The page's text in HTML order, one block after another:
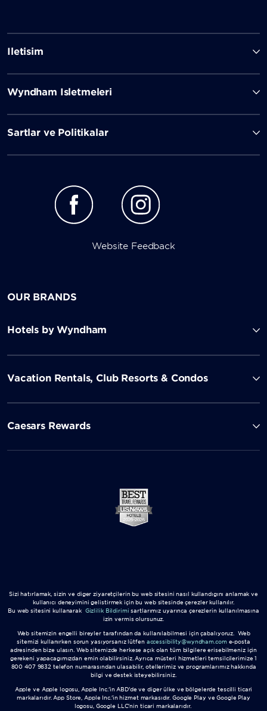
İletişim
Wyndham İşletmeleri
Şartlar ve Politikalar
Website Feedback
OUR BRANDS
Hotels by Wyndham
Vacation Rentals, Club Resorts & Condos
Caesars Rewards
Sizi hatırlamak, sizin ve diğer ziyaretçilerin bu web sitesini nasıl kullandığını anlamak ve
kullanıcı deneyimini geliştirmek için bu web sitesinde çerezler kullanılır.
Bu web sitesini kullanarak Gizlilik Bildirimi şartlarımız uyarınca çerezlerin kullanılmasına
izin vermiş olursunuz.
Web sitemizin engelli bireyler tarafından da kullanılabilmesi için çabalıyoruz. Web
sitemizi kullanırken sorun yaşıyorsanız lütfen accessibility@wyndham.come-posta
adresinden bize ulaşın. Web sitemizde herkese açık olan tüm bilgilere erişebilmeniz için
gerekeni yapacağımızdan emin olabilirsiniz. Ayrıca müşteri hizmetleri temsilcilerimize 1
800 407 9832 telefon numarasından ulaşabilir, otellerimiz ve programlarımız hakkında
bilgi ve destek isteyebilirsiniz.
Apple ve Apple logosu, Apple Inc.'in ABD'de ve diğer ülke ve bölgelerde tescilli ticari
markalarıdır. App Store, Apple Inc.'in hizmet markasıdır. Google Play ve Google Play
logosu, Google LLC'nin ticari markalarıdır.